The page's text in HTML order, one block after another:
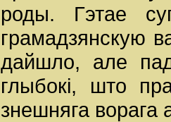
роды. Гэтае
грамадзянскую
дайшло, але
глыбокі, што
знешняга